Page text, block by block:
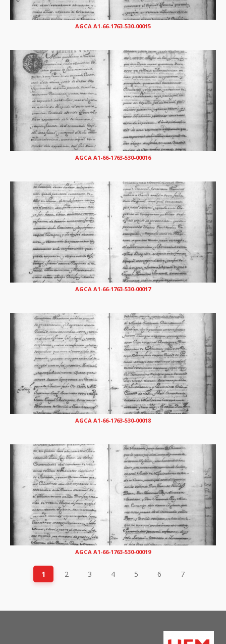
AGCA A1-66-1763-530-00015
AGCA A1-66-1763-530-00016
AGCA A1-66-1763-530-00017
AGCA A1-66-1763-530-00018
AGCA A1-66-1763-530-00019
1 2 3 4 5 6 7